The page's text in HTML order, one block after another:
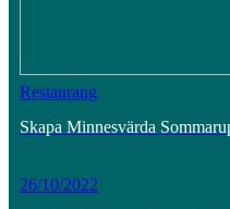
Restaurang
Skapa Minnesvärda
26/10/2022